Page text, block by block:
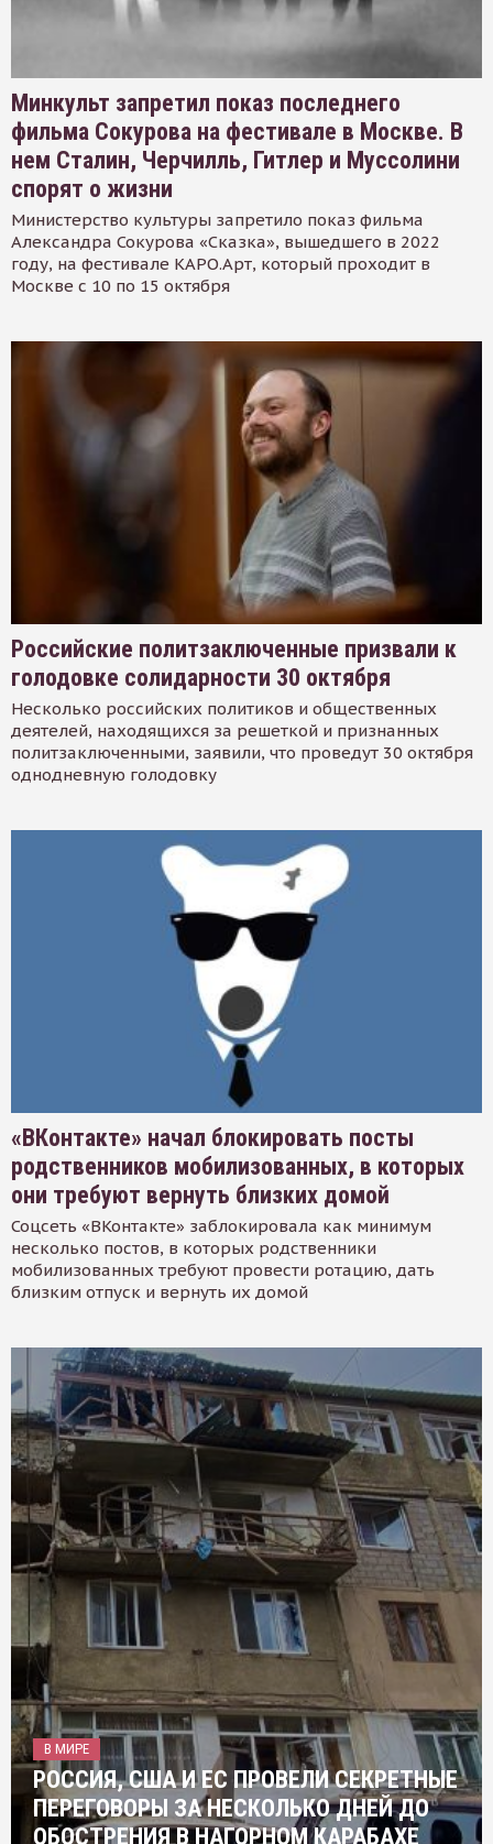
Минкульт запретил показ последнего
фильма Сокурова на фестивале в Москве. В
нем Сталин, Черчилль, Гитлер и Муссолини
спорят о жизни
Министерство культуры запретило показ фильма
Александра Сокурова «Сказка», вышедшего в 2022
году, на фестивале КАРО.Арт, который проходит в
Москве с 10 по 15 октября
Российские политзаключенные призвали к
голодовке солидарности 30 октября
Несколько российских политиков и общественных
деятелей, находящихся за решеткой и признанных
политзаключенными, заявили, что проведут 30 октября
однодневную голодовку
«ВКонтакте» начал блокировать посты
родственников мобилизованных, в которых
они требуют вернуть близких домой
Соцсеть «ВКонтакте» заблокировала как минимум
несколько постов, в которых родственники
мобилизованных требуют провести ротацию, дать
близким отпуск и вернуть их домой
В МИРЕ
РОССИЯ, США И ЕС ПРОВЕЛИ СЕКРЕТНЫЕ
ПЕРЕГОВОРЫ ЗА НЕСКОЛЬКО ДНЕЙ ДО
ОБОСТРЕНИЯ В НАГОРНОМ КАРАБАХЕ